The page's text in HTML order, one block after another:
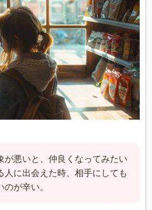
が悪いと、仲良くなってみたい
人に出会えた時、相手にしても
のが辛い。